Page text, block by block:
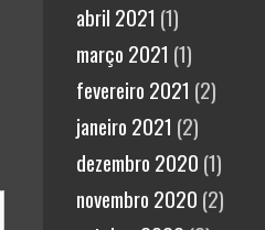
abril 2021 (1)
março 2021 (1)
fevereiro 2021 (2)
janeiro 2021 (2)
dezembro 2020 (1)
novembro 2020 (2)